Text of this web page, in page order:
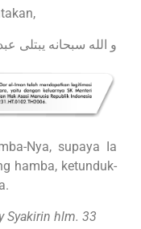
و الله سبحانه يبتلى
Nya, supaya Ia
hamba, ketunduk-
Syakirin hlm. 33